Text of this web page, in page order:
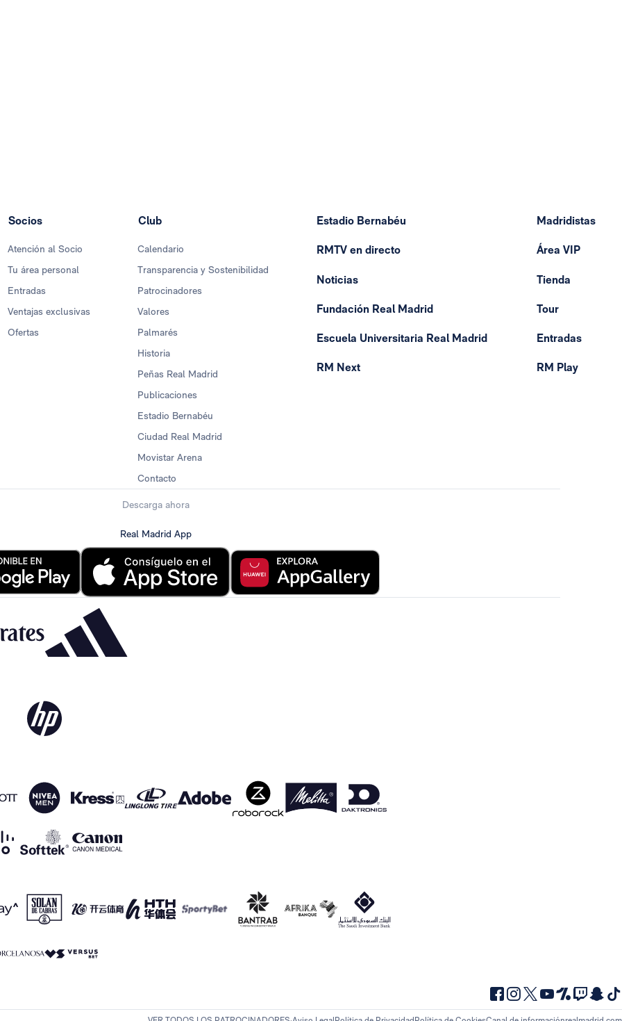
Socios
Atención al Socio
Tu área personal
Entradas
Ventajas exclusivas
Ofertas
Club
Calendario
Transparencia y Sostenibilidad
Patrocinadores
Valores
Palmarés
Historia
Peñas Real Madrid
Publicaciones
Estadio Bernabéu
Ciudad Real Madrid
Movistar Arena
Contacto
Estadio Bernabéu
RMTV en directo
Noticias
Fundación Real Madrid
Escuela Universitaria Real Madrid
RM Next
Madridistas
Área VIP
Tienda
Tour
Entradas
RM Play
Descarga ahora
Real Madrid App